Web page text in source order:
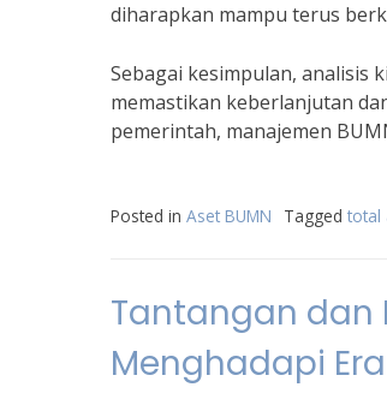
diharapkan mampu terus
Sebagai kesimpulan, analisis
memastikan keberlanjutan
pemerintah, manajemen
Posted in Aset BUMN Tagged total
Tantangan dan
Menghadapi